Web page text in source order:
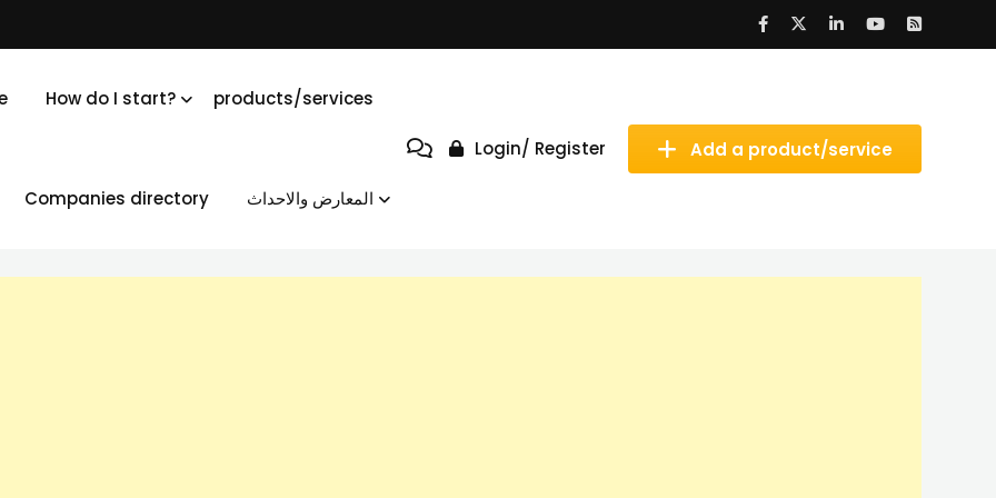
Add a product/service
Login/ Register
How do I start? products/services
Companies directory المعارض والاحداث